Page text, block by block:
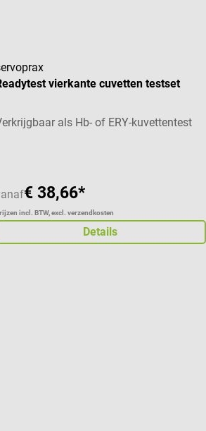
vierkante cuvetten testset
als Hb- of ERY-kuvettentest
€ 38,66*
incl. BTW, excl. verzendkosten
Details